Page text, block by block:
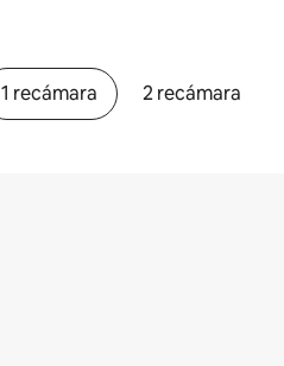
1 recámara 2 recámara